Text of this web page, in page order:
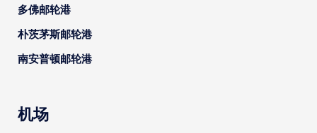
多佛邮轮港
朴茨茅斯邮轮港
南安普顿邮轮港
机场